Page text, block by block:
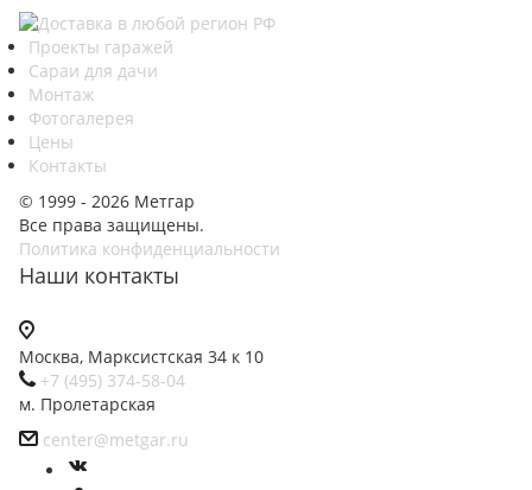
Проекты гаражей
Сараи для дачи
Монтаж
Фотогалерея
Цены
Контакты
© 1999 - 2026 Метгар
Все права защищены.
Политика конфиденциальности
Наши контакты
Москва, Марксистская 34 к 10
+7 (495) 374-58-04
м. Пролетарская
center@metgar.ru